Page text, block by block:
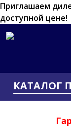
Приглашаем
доступной цене!
КАТАЛОГ